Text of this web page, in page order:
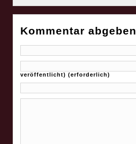
Kommentar abgeben
veröffentlicht) (erforderlich)